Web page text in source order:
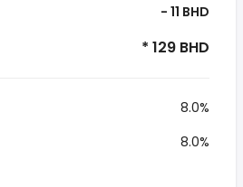
- 11 BHD
* 129 BHD
8.0%
8.0%